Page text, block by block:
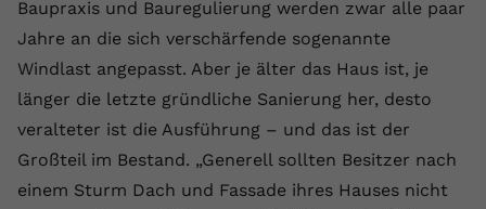
Baupraxis und Bauregulierung werden zwar alle paar
Jahre an die sich verschärfende sogenannte
Windlast angepasst. Aber je älter das Haus ist, je
länger die letzte gründliche Sanierung her, desto
veralteter ist die Ausführung – und das ist der
Großteil im Bestand. „Generell sollten Besitzer nach
einem Sturm Dach und Fassade ihres Hauses nicht
Laufzeit 1 Jahr
Zweck
Dieser Wert speichert Ihre Consent-
Einstellungen. Unter anderem eine
zufällig generierte ID, für die
historische Speicherung Ihrer
Webseiten-Betreiber dies eingestellt
hat.
Zweck
wiederzuerkennen und statistische
Informationen zur Nutzung der
Website zu erfassen.
Name _gcl au
Laufzeit 90 Tage
Zweck
Conversion-Tracking verwendet, um
Werbeklicks der Nutzung auf unserer
Cookie-Informationen anzeigen
Externe Inhalte
Wir verwenden auf unserer Website externe Inhalte,
Name vuid
Cookie-Informationen anzeigen